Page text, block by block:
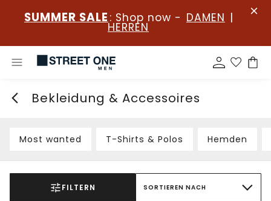
SUMMER SALE : Shop now - DAMEN |
HERREN
Bekleidung & Accessoires
Most wanted T-Shirts & Polos Hemden
FILTERN SORTIEREN NACH